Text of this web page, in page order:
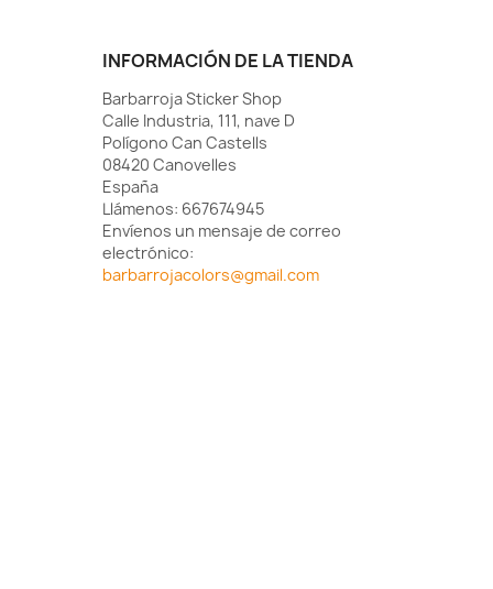
INFORMACIÓN DE LA TIENDA
Barbarroja Sticker Shop
Calle Industria, 111, nave D
Polígono Can Castells
08420 Canovelles
España
Llámenos: 667674945
Envíenos un mensaje de correo
electrónico:
barbarrojacolors@gmail.com